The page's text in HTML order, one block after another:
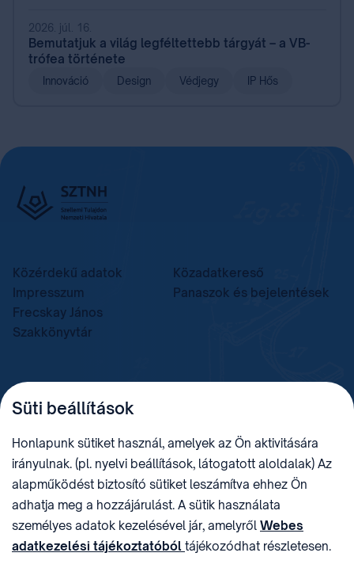
2026. júl. 16.
Bemutatjuk a világ legféltettebb tárgyát – a VB-
trófea története
Innováció Design Védjegy IP Hős
Közérdekű adatok
Közadatkereső
Impresszum
Panaszok és bejelentések
Frecskay János
Szakkönyvtár
TELEFON
+36 (1) 312 4400
sztnh@hipo.gov.hu 15311746-2-42
CÍM
1081 Budapest II. János
Pál pápa tér 7.
HIVATAL RÖVID NEVE
SZTNHOPS, KRID:
174434905
KÖZÖSSÉGI MÉDIA
Süti beállítások
Honlapunk sütiket használ, amelyek az Ön aktivitására
irányulnak. (pl. nyelvi beállítások, látogatott aloldalak) Az
alapműködést biztosító sütiket leszámítva ehhez Ön
adhatja meg a hozzájárulást. A sütik használata
személyes adatok kezelésével jár, amelyről Webes
adatkezelési tájékoztatóból tájékozódhat részletesen.